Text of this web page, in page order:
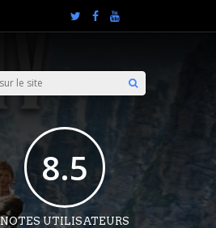
8.5
NOTES UTILISATEURS